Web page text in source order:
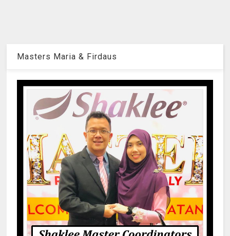
Masters Maria & Firdaus